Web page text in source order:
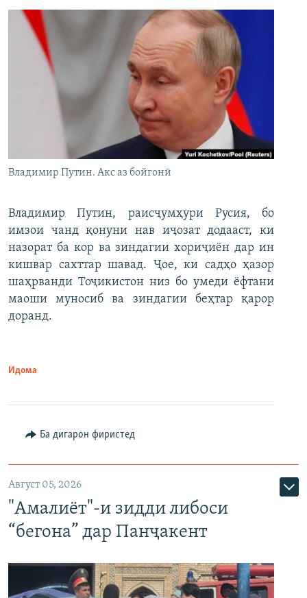
Владимир Путин. Акс аз бойгонӣ
Владимир Путин, раисҷумҳури Русия, бо
имзои чанд қонуни нав иҷозат додааст, ки
назорат ба кор ва зиндагии хориҷиён дар ин
кишвар сахттар шавад. Ҷое, ки садҳо ҳазор
шаҳрванди Тоҷикистон низ бо умеди ёфтани
маоши муносиб ва зиндагии беҳтар қарор
доранд.
Идома
Ба дигарон фиристед
Август 05, 2026
"Амалиёт"-и зидди либоси
“бегона” дар Панҷакент